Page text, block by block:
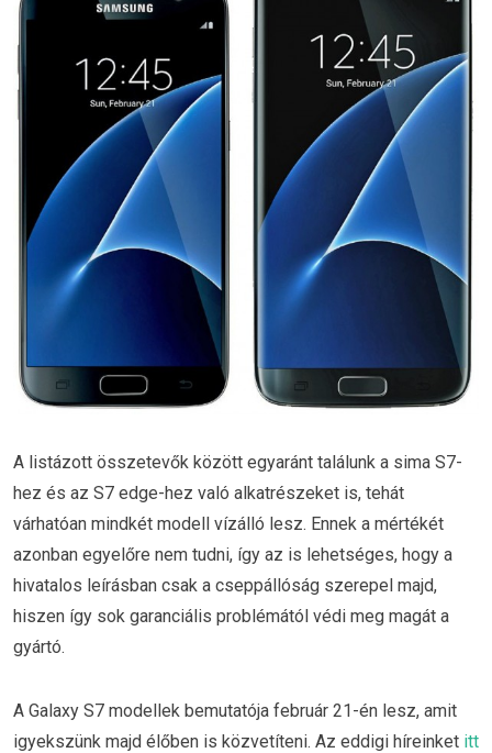
A listázott összetevők között egyaránt találunk a sima S7-
hez és az S7 edge-hez való alkatrészeket is, tehát
várhatóan mindkét modell vízálló lesz. Ennek a mértékét
azonban egyelőre nem tudni, így az is lehetséges, hogy a
hivatalos leírásban csak a cseppállóság szerepel majd,
hiszen így sok garanciális problémától védi meg magát a
gyártó.
A Galaxy S7 modellek bemutatója február 21-én lesz, amit
igyekszünk majd élőben is közvetíteni. Az eddigi híreinket itt